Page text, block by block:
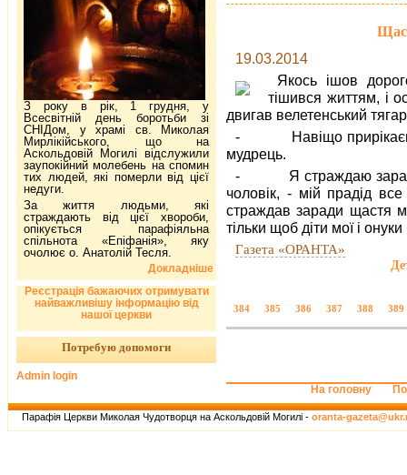
19.03.2014
Якось ішов
тішився життям, і
двигав велетенський
- Навіщо прирікаєш
мудрець.
- Я страждаю заради
чоловік, - мій прадід
страждав заради щастя
тільки щоб діти мої і
Газета «ОРАНТА»
384 385 386 387 388 389
З року в рік, 1 грудня, у
Всесвітній день боротьби зі
СНІДом, у храмі св. Миколая
Мирлікійського, що на
Аскольдовій Могилі відслужили
заупокійний молебень на спомин
тих людей, які померли від цієї
недуги.
За життя людьми, які
страждають від цієї хвороби,
опікується парафіяльна
спільнота «Епіфанія», яку
очолює о. Анатолій Тесля.
Докладніше
Реєстрація бажаючих отримувати
найважливішу інформацію від
нашої церкви
Потребую допомоги
Admin login
На головну
Парафія Церкви Миколая Чудотворця на Аскольдовій Могилі - oranta-